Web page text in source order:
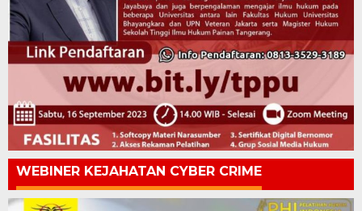
WEBINER KEJAHATAN CYBER CRIME